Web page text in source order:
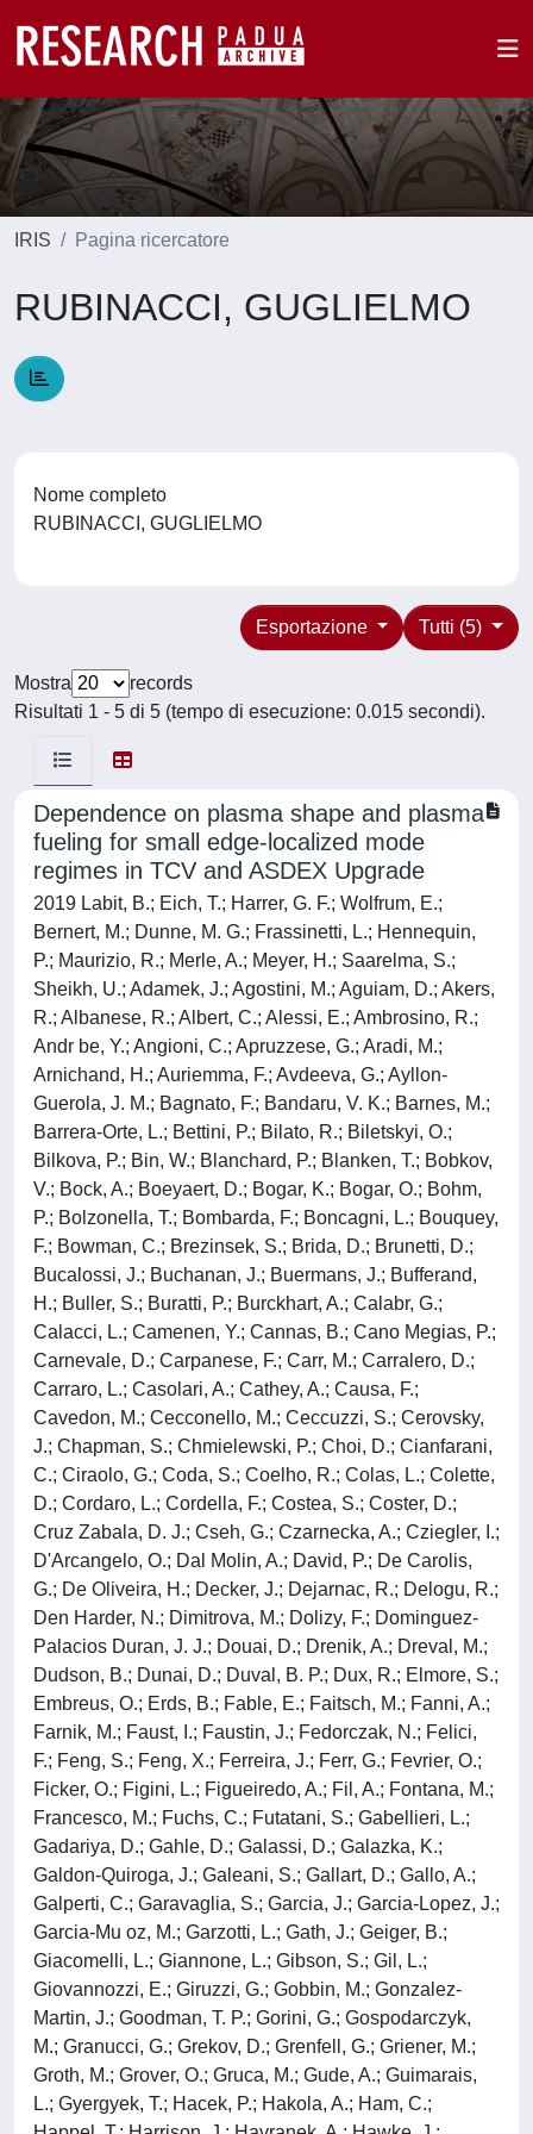
IRIS Pagina ricercatore
RUBINACCI, GUGLIELMO
Nome completo
RUBINACCI, GUGLIELMO
Tutti (5)
Esportazione
Mostra
records
Risultati 1 - 5 di 5 (tempo di esecuzione: 0.015 secondi).
Dependence on plasma shape and plasma
fueling for small edge-localized mode
regimes in TCV and ASDEX Upgrade
2019 Labit, B.; Eich, T.; Harrer, G. F.; Wolfrum, E.;
Bernert, M.; Dunne, M. G.; Frassinetti, L.; Hennequin,
P.; Maurizio, R.; Merle, A.; Meyer, H.; Saarelma, S.;
Sheikh, U.; Adamek, J.; Agostini, M.; Aguiam, D.; Akers,
R.; Albanese, R.; Albert, C.; Alessi, E.; Ambrosino, R.;
Andr be, Y.; Angioni, C.; Apruzzese, G.; Aradi, M.;
Arnichand, H.; Auriemma, F.; Avdeeva, G.; Ayllon-
Guerola, J. M.; Bagnato, F.; Bandaru, V. K.; Barnes, M.;
Barrera-Orte, L.; Bettini, P.; Bilato, R.; Biletskyi, O.;
Bilkova, P.; Bin, W.; Blanchard, P.; Blanken, T.; Bobkov,
V.; Bock, A.; Boeyaert, D.; Bogar, K.; Bogar, O.; Bohm,
P.; Bolzonella, T.; Bombarda, F.; Boncagni, L.; Bouquey,
F.; Bowman, C.; Brezinsek, S.; Brida, D.; Brunetti, D.;
Bucalossi, J.; Buchanan, J.; Buermans, J.; Bufferand,
H.; Buller, S.; Buratti, P.; Burckhart, A.; Calabr, G.;
Calacci, L.; Camenen, Y.; Cannas, B.; Cano Megias, P.;
Carnevale, D.; Carpanese, F.; Carr, M.; Carralero, D.;
Carraro, L.; Casolari, A.; Cathey, A.; Causa, F.;
Cavedon, M.; Cecconello, M.; Ceccuzzi, S.; Cerovsky,
J.; Chapman, S.; Chmielewski, P.; Choi, D.; Cianfarani,
C.; Ciraolo, G.; Coda, S.; Coelho, R.; Colas, L.; Colette,
D.; Cordaro, L.; Cordella, F.; Costea, S.; Coster, D.;
Cruz Zabala, D. J.; Cseh, G.; Czarnecka, A.; Cziegler, I.;
D'Arcangelo, O.; Dal Molin, A.; David, P.; De Carolis,
G.; De Oliveira, H.; Decker, J.; Dejarnac, R.; Delogu, R.;
Den Harder, N.; Dimitrova, M.; Dolizy, F.; Dominguez-
Palacios Duran, J. J.; Douai, D.; Drenik, A.; Dreval, M.;
Dudson, B.; Dunai, D.; Duval, B. P.; Dux, R.; Elmore, S.;
Embreus, O.; Erds, B.; Fable, E.; Faitsch, M.; Fanni, A.;
Farnik, M.; Faust, I.; Faustin, J.; Fedorczak, N.; Felici,
F.; Feng, S.; Feng, X.; Ferreira, J.; Ferr, G.; Fevrier, O.;
Ficker, O.; Figini, L.; Figueiredo, A.; Fil, A.; Fontana, M.;
Francesco, M.; Fuchs, C.; Futatani, S.; Gabellieri, L.;
Gadariya, D.; Gahle, D.; Galassi, D.; Galazka, K.;
Galdon-Quiroga, J.; Galeani, S.; Gallart, D.; Gallo, A.;
Galperti, C.; Garavaglia, S.; Garcia, J.; Garcia-Lopez, J.;
Garcia-Mu oz, M.; Garzotti, L.; Gath, J.; Geiger, B.;
Giacomelli, L.; Giannone, L.; Gibson, S.; Gil, L.;
Giovannozzi, E.; Giruzzi, G.; Gobbin, M.; Gonzalez-
Martin, J.; Goodman, T. P.; Gorini, G.; Gospodarczyk,
M.; Granucci, G.; Grekov, D.; Grenfell, G.; Griener, M.;
Groth, M.; Grover, O.; Gruca, M.; Gude, A.; Guimarais,
L.; Gyergyek, T.; Hacek, P.; Hakola, A.; Ham, C.;